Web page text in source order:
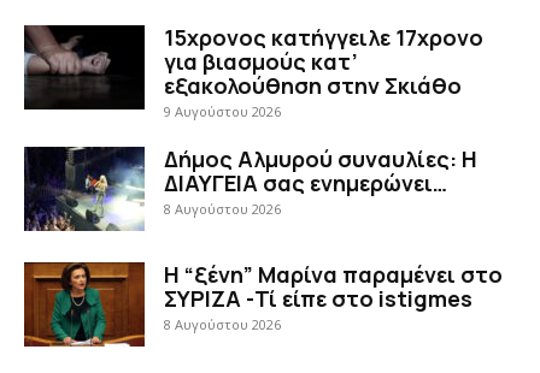
15χρονος κατήγγειλε 17χρονο
για βιασμούς κατ’
εξακολούθηση στην Σκιάθο
9 Αυγούστου 2026
Δήμος Αλμυρού συναυλίες: Η
ΔΙΑΥΓΕΙΑ σας ενημερώνει…
8 Αυγούστου 2026
Η “ξένη” Μαρίνα παραμένει στο
ΣΥΡΙΖΑ -Τί είπε στο istigmes
8 Αυγούστου 2026